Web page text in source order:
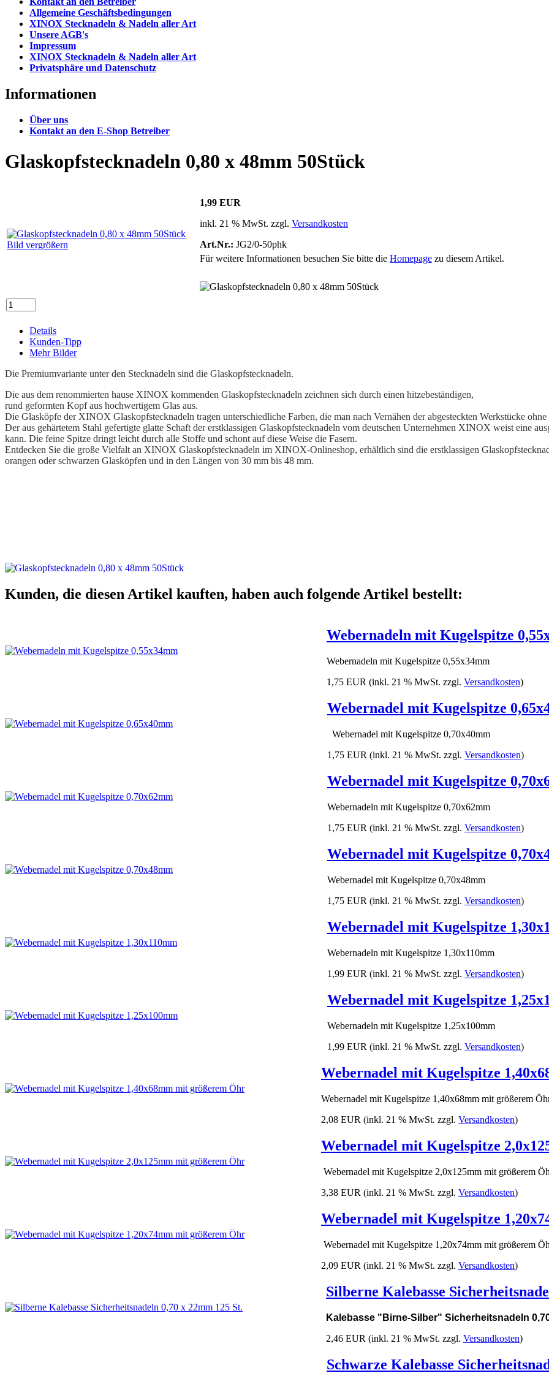
Allgemeine Geschäftsbedingungen
XINOX Stecknadeln & Nadeln aller Art
Unsere AGB's
Impressum
XINOX Stecknadeln & Nadeln aller Art
Privatsphäre und Datenschutz
Informationen
Über uns
Kontakt an den E-Shop Betreiber
Glaskopfstecknadeln 0,80 x 48mm 50Stück
Bild vergrößern
1,99 EUR
inkl. 21 % MwSt. zzgl. Versandkosten
Art.Nr.: JG2/0-50phk
Für weitere Informationen besuchen Sie bitte die Homepage zu diesem Artikel.
Details
Kunden-Tipp
Mehr Bilder
Die Premiumvariante unter den Stecknadeln sind die Glaskopfstecknadeln.
Die aus dem renommierten hause XINOX kommenden Glaskopfstecknadeln zeichnen sich durch einen hitzebeständigen,
rund geformten Kopf aus hochwertigem Glas aus.
Die Glasköpfe der XINOX Glaskopfstecknadeln tragen unterschiedliche Farben, die man nach Vernähen der abgesteckten Werkstücke
Der aus gehärtetem Stahl gefertigte glatte Schaft der erstklassigen Glaskopfstecknadeln vom deutschen Unternehmen XINOX weist eine
kann. Die feine Spitze dringt leicht durch alle Stoffe und schont auf diese Weise die Fasern.
Entdecken Sie die große Vielfalt an XINOX Glaskopfstecknadeln im XINOX-Onlineshop, erhältlich sind die erstklassigen
orangen oder schwarzen Glasköpfen und in den Längen von 30 mm bis 48 mm.
Kunden, die diesen Artikel kauften, haben auch folgende Artikel bestellt:
Webernadeln mit Kugelspitze
Webernadeln mit Kugelspitze 0,55x34mm
1,75 EUR (inkl. 21 % MwSt. zzgl. Versandkosten)
Webernadel mit Kugelspitze
Webernadel mit Kugelspitze 0,70x40mm
1,75 EUR (inkl. 21 % MwSt. zzgl. Versandkosten)
Webernadel mit Kugelspitze
Webernadeln mit Kugelspitze 0,70x62mm
1,75 EUR (inkl. 21 % MwSt. zzgl. Versandkosten)
Webernadel mit Kugelspitze
Webernadel mit Kugelspitze 0,70x48mm
1,75 EUR (inkl. 21 % MwSt. zzgl. Versandkosten)
Webernadel mit Kugelspitze
Webernadeln mit Kugelspitze 1,30x110mm
1,99 EUR (inkl. 21 % MwSt. zzgl. Versandkosten)
Webernadel mit Kugelspitze
Webernadeln mit Kugelspitze 1,25x100mm
1,99 EUR (inkl. 21 % MwSt. zzgl. Versandkosten)
Webernadel mit Kugelspitze
Webernadel mit Kugelspitze 1,40x68mm mit größerem
2,08 EUR (inkl. 21 % MwSt. zzgl. Versandkosten)
Webernadel mit Kugelspitze
Webernadel mit Kugelspitze 2,0x125mm mit größerem
3,38 EUR (inkl. 21 % MwSt. zzgl. Versandkosten)
Webernadel mit Kugelspitze
Webernadel mit Kugelspitze 1,20x74mm mit größerem
2,09 EUR (inkl. 21 % MwSt. zzgl. Versandkosten)
Silberne Kalebasse
Kalebasse "Birne-Silber" Sicherheitsnadeln
2,46 EUR (inkl. 21 % MwSt. zzgl. Versandkosten)
Schwarze Kalebasse